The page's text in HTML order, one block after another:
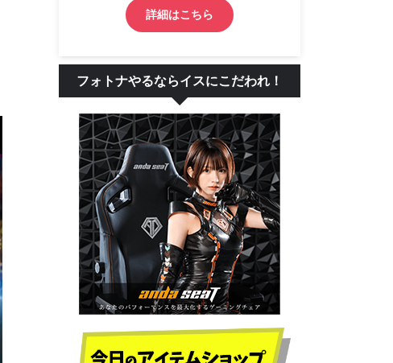
詳細はこちら
フォトナやるならイスにこだわれ！